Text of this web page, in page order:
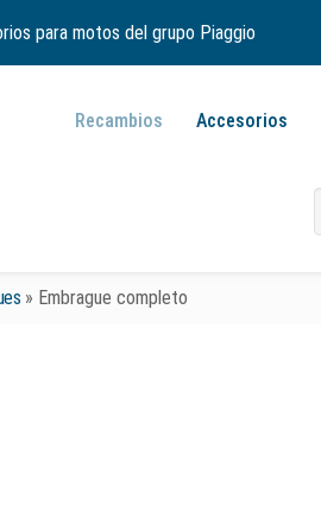
para motos del grupo Piaggio
Recambios Accesorios
» Embrague completo